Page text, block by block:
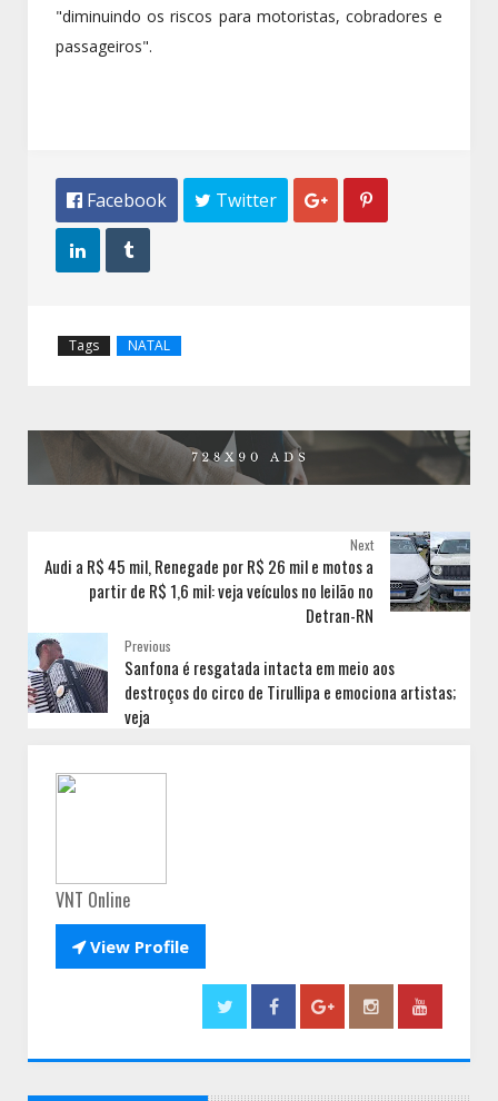
"diminuindo os riscos para motoristas, cobradores e
passageiros".
 Facebook  Twitter  
 
Tags NATAL
Next
Audi a R$ 45 mil, Renegade por R$ 26 mil e motos a
partir de R$ 1,6 mil: veja veículos no leilão no
Detran-RN
Previous
Sanfona é resgatada intacta em meio aos
destroços do circo de Tirullipa e emociona artistas;
veja
VNT Online
View Profile